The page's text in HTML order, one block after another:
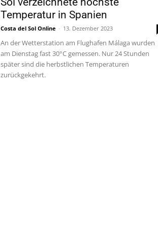
Temperatur in Spanien
Costa del Sol Online - 13. Dezember 2023
An der Wetterstation am Flughafen Málaga wurden
am Dienstag fast 30°C gemessen. Nur 24 Stunden
später sind die herbstlichen Temperaturen
zurückgekehrt.